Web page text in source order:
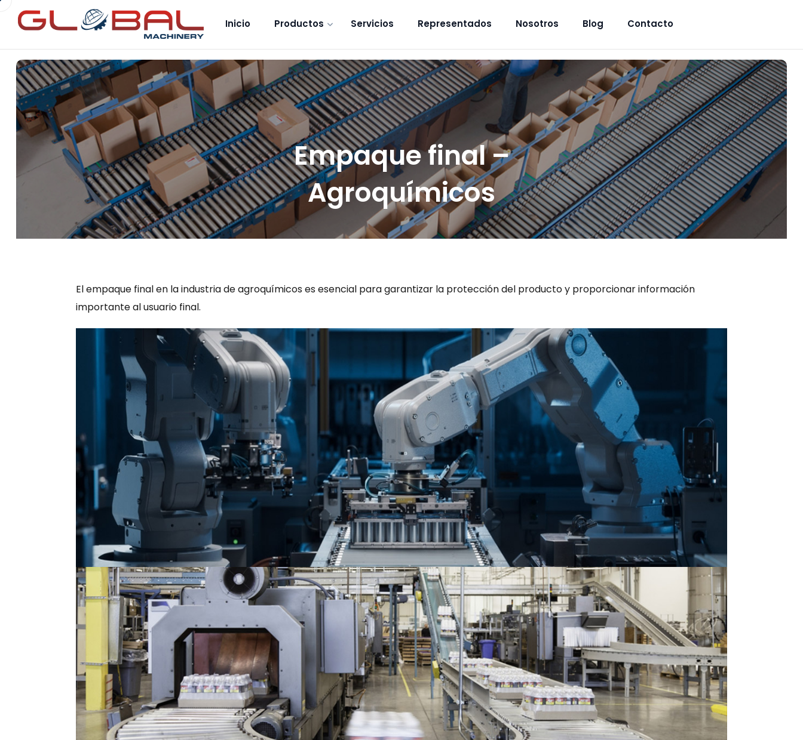
Inicio Productos Servicios Representados Nosotros Blog Contacto
Empaque final –
Agroquímicos
El empaque final en la industria de agroquímicos es esencial para garantizar la protección del producto y proporcionar información
importante al usuario final.